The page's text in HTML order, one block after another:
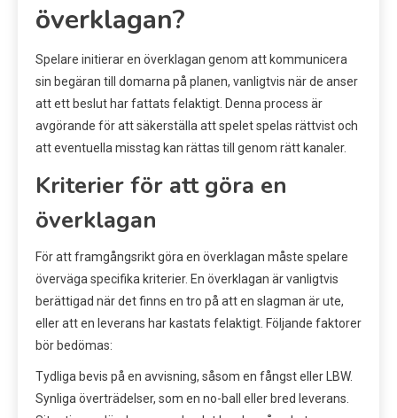
överklagan?
Spelare initierar en överklagan genom att kommunicera
sin begäran till domarna på planen, vanligtvis när de anser
att ett beslut har fattats felaktigt. Denna process är
avgörande för att säkerställa att spelet spelas rättvist och
att eventuella misstag kan rättas till genom rätt kanaler.
Kriterier för att göra en
överklagan
För att framgångsrikt göra en överklagan måste spelare
överväga specifika kriterier. En överklagan är vanligtvis
berättigad när det finns en tro på att en slagman är ute,
eller att en leverans har kastats felaktigt. Följande faktorer
bör bedömas:
Tydliga bevis på en avvisning, såsom en fångst eller LBW.
Synliga överträdelser, som en no-ball eller bred leverans.